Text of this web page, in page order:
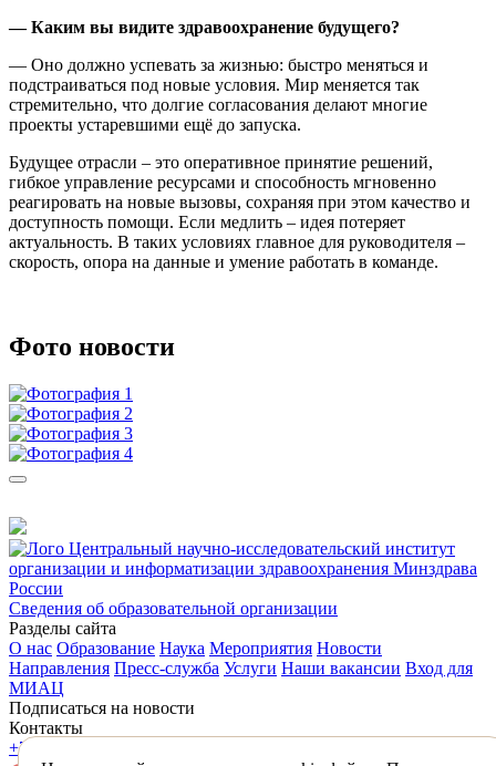
— Каким вы видите здравоохранение будущего?
— Оно должно успевать за жизнью: быстро меняться и
подстраиваться под новые условия. Мир меняется так
стремительно, что долгие согласования делают многие
проекты устаревшими ещё до запуска.
Будущее отрасли – это оперативное принятие решений,
гибкое управление ресурсами и способность мгновенно
реагировать на новые вызовы, сохраняя при этом качество и
доступность помощи. Если медлить – идея потеряет
актуальность. В таких условиях главное для руководителя –
скорость, опора на данные и умение работать в команде.
Фото новости
Центральный научно-исследовательский институт
организации и информатизации здравоохранения Минздрава
России
Сведения об образовательной организации
Разделы сайта
О нас Образование Наука Мероприятия Новости
Направления Пресс-служба Услуги Наши вакансии Вход для
МИАЦ
Подписаться на новости
Контакты
+7 (495) 618-31-83